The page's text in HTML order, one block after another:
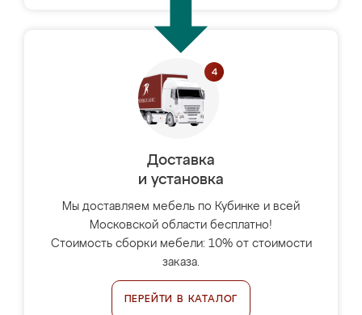
Доставка
и установка
Мы доставляем мебель по Кубинке и всей
Московской области бесплатно!
Стоимость сборки мебели: 10% от стоимости
заказа.
ПЕРЕЙТИ В КАТАЛОГ